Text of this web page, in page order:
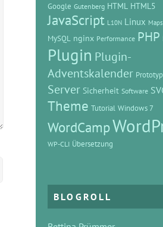
Google Gutenberg HTML HTML5
JavaScript L10N Linux Maps
MySQL nginx Performance PHP
Plugin Plugin-
Adventskalender
Server Sicherheit Software
Theme Tutorial Windows 7
WordCamp
WP-CLI Übersetzung
BLOGROLL